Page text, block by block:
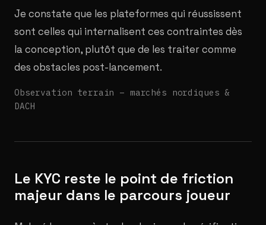
Je constate que les plateformes qui réussissent
sont celles qui internalisent ces contraintes dès
la conception, plutôt que de les traiter comme
des obstacles post-lancement.
Observation terrain – marchés nordiques &
DACH
Le KYC reste le point de friction
majeur dans le parcours joueur